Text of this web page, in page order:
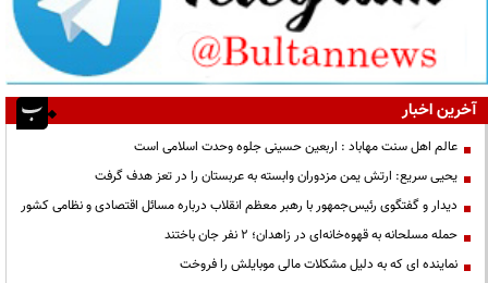
آخرین اخبار
عالم اهل سنت مهاباد : اربعین حسینی جلوه وحدت اسلامی است
یحیی سریع: ارتش یمن مزدوران وابسته به عربستان را در تعز هدف گرفت
دیدار و گفتگوی رئیس‌جمهور با رهبر معظم انقلاب درباره مسائل اقتصادی و نظامی کشور
حمله مسلحانه به قهوه‌خانه‌ای در زاهدان؛ ۲ نفر جان باختند
نماینده ای که به دلیل مشکلات مالی موبایلش را فروخت